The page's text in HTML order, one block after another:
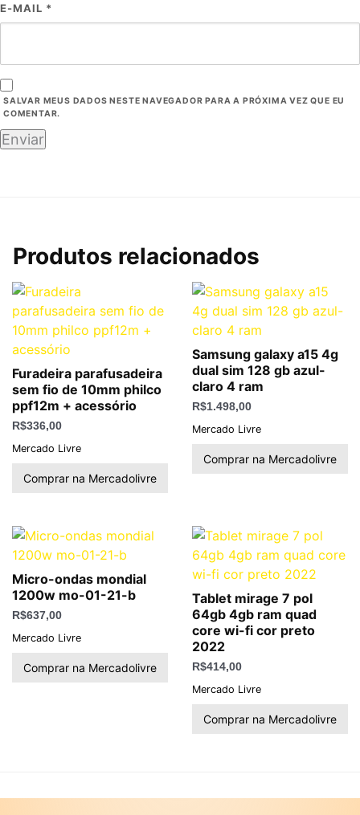
E-MAIL *
SALVAR MEUS DADOS NESTE NAVEGADOR PARA A PRÓXIMA VEZ QUE EU
COMENTAR.
Produtos relacionados
Furadeira parafusadeira
sem fio de 10mm philco
ppf12m + acessório
R$336,00
Mercado Livre
Comprar na Mercadolivre
Samsung galaxy a15 4g
dual sim 128 gb azul-
claro 4 ram
R$1.498,00
Mercado Livre
Comprar na Mercadolivre
Micro-ondas mondial
1200w mo-01-21-b
R$637,00
Mercado Livre
Comprar na Mercadolivre
Tablet mirage 7 pol
64gb 4gb ram quad
core wi-fi cor preto
2022
R$414,00
Mercado Livre
Comprar na Mercadolivre